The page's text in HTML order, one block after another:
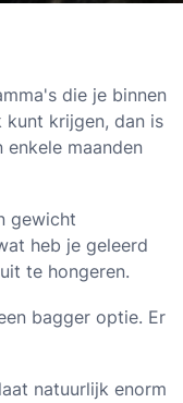
die je binnen
krijgen, dan is
maanden
gewicht
heb je geleerd
te hongeren.
bagger optie. Er
natuurlijk enorm